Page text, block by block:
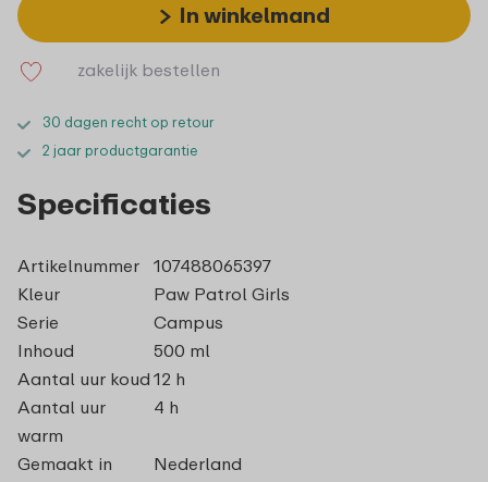
In winkelmand
zakelijk bestellen
30 dagen recht op retour
2 jaar productgarantie
Specificaties
Artikelnummer
107488065397
Kleur
Paw Patrol Girls
Serie
Campus
Inhoud
500 ml
Aantal uur koud 12 h
Aantal uur
warm
4 h
Gemaakt in
Nederland